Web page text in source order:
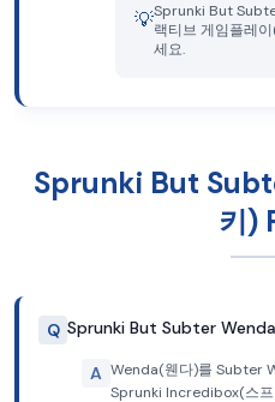
💡Sprunki But
랙티브 게임플레
세요.
Sprunki But
키)
Q Sprunki But Subter
A Wenda(웬다)를 Subter
Sprunki Incredibox(스